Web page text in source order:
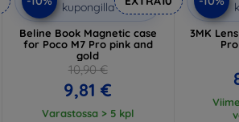
kupongilla
Beline Book Magnetic case
for Poco M7 Pro pink and
gold
10,90 €
9,81 €
Varastossa > 5 kpl
3MK